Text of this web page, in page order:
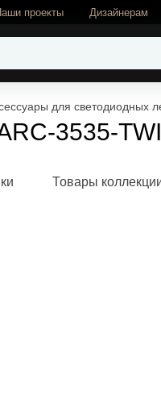
проекты Дизайнерам
для светодиодных
3535-
Товары